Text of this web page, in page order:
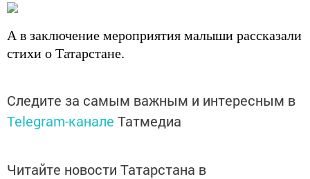
А в заключение мероприятия малыши рассказали
стихи о Татарстане.
Следите за самым важным и интересным в
Telegram-канале Татмедиа
Читайте новости Татарстана в